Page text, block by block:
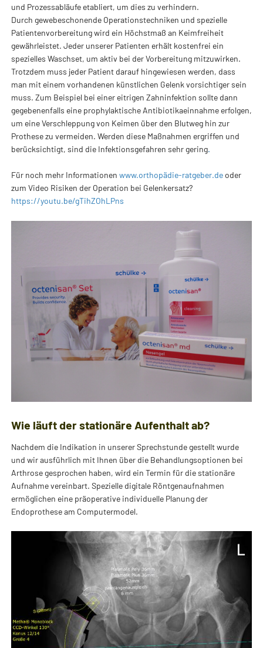
und Prozessabläufe etabliert, um dies zu verhindern.
Durch gewebeschonende Operationstechniken und spezielle
Patientenvorbereitung wird ein Höchstmaß an Keimfreiheit
gewährleistet. Jeder unserer Patienten erhält kostenfrei ein
spezielles Waschset, um aktiv bei der Vorbereitung mitzuwirken.
Trotzdem muss jeder Patient darauf hingewiesen werden, dass
man mit einem vorhandenen künstlichen Gelenk vorsichtiger sein
muss. Zum Beispiel bei einer eitrigen Zahninfektion sollte dann
gegebenenfalls eine prophylaktische Antibiotikaeinnahme erfolgen,
um eine Verschleppung von Keimen über den Blutweg hin zur
Prothese zu vermeiden. Werden diese Maßnahmen ergriffen und
berücksichtigt, sind die Infektionsgefahren sehr gering.
Für noch mehr Informationen www.orthopädie-ratgeber.deoder
zum Video Risiken der Operation bei Gelenkersatz?
https://youtu.be/gTihZOhLPns
Wie läuft der stationäre Aufenthalt ab?
Nachdem die Indikation in unserer Sprechstunde gestellt wurde
und wir ausführlich mit Ihnen über die Behandlungsoptionen bei
Arthrose gesprochen haben, wird ein Termin für die stationäre
Aufnahme vereinbart. Spezielle digitale Röntgenaufnahmen
ermöglichen eine präoperative individuelle Planung der
Endoprothese am Computermodel.